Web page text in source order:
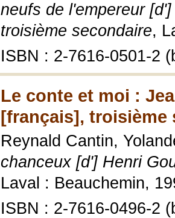
neufs de l'empereur
troisième secondaire,
ISBN : 2-7616-0501-2
Le conte et moi :
[français], troisième
Reynald Cantin,
chanceux [d'] Henri
Laval : Beauchemin,
ISBN : 2-7616-0496-2